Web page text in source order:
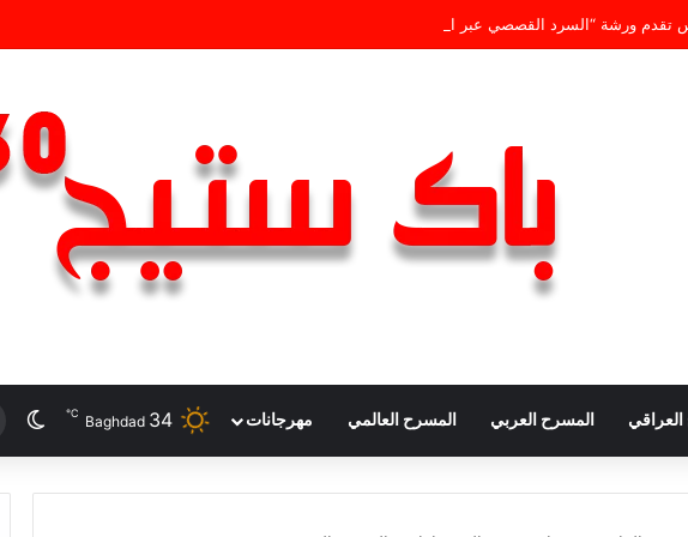
“السرد القصصي عبر الحركة” ضمن الدورة 33 لمهرجان القاهرة الدولي للمسرح التجريبي
المسرح العربي المسرح العالمي مهرجانات Baghdad 34
℃